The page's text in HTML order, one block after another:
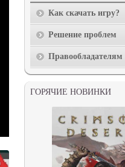
Как скачать игру?
Решение проблем
Правообладателям
ГОРЯЧИЕ НОВИНКИ